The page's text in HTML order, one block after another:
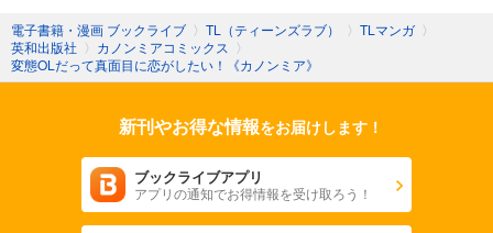
電子書籍・漫画 ブックライブ 〉 TL（ティーンズラブ） 〉 TLマンガ 〉
英和出版社 〉 カノンミアコミックス 〉
変態OLだって真面目に恋がしたい！《カノンミア》
新刊やお得な情報をお届けします！
ブックライブアプリ
アプリの通知でお得情報を受け取ろう！